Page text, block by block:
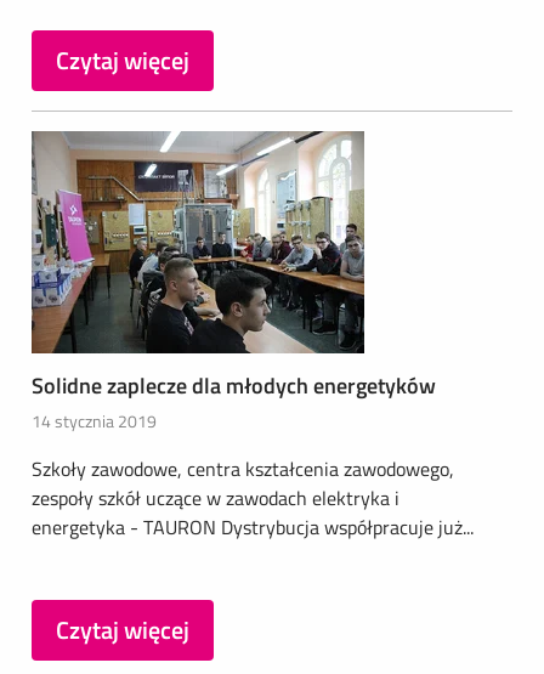
Czytaj więcej
Solidne zaplecze dla młodych energetyków
14 stycznia 2019
Szkoły zawodowe, centra kształcenia zawodowego,
zespoły szkół uczące w zawodach elektryka i
energetyka - TAURON Dystrybucja współpracuje już...
Czytaj więcej